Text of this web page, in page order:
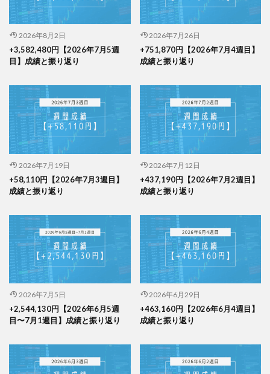
2026年8月2日
+3,582,480円【2026年7月5週
目】成績と振り返り
2026年7月26日
+751,870円【2026年7月4週目】
成績と振り返り
2026年7月19日
+58,110円【2026年7月3週目】
成績と振り返り
2026年7月12日
+437,190円【2026年7月2週目】
成績と振り返り
2026年7月5日
+2,544,130円【2026年6月5週
目〜7月1週目】成績と振り返り
2026年6月29日
+463,160円【2026年6月4週目】
成績と振り返り